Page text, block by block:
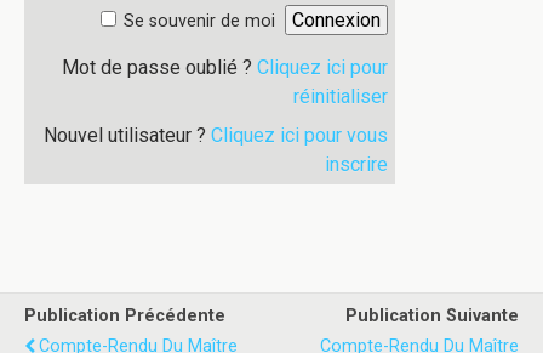
Se souvenir de moi
Mot de passe oublié ? Cliquez ici pour
réinitialiser
Nouvel utilisateur ? Cliquez ici pour vous
inscrire
Publication Précédente
Compte-Rendu Du Maître
Publication Suivante
Compte-Rendu Du Maître